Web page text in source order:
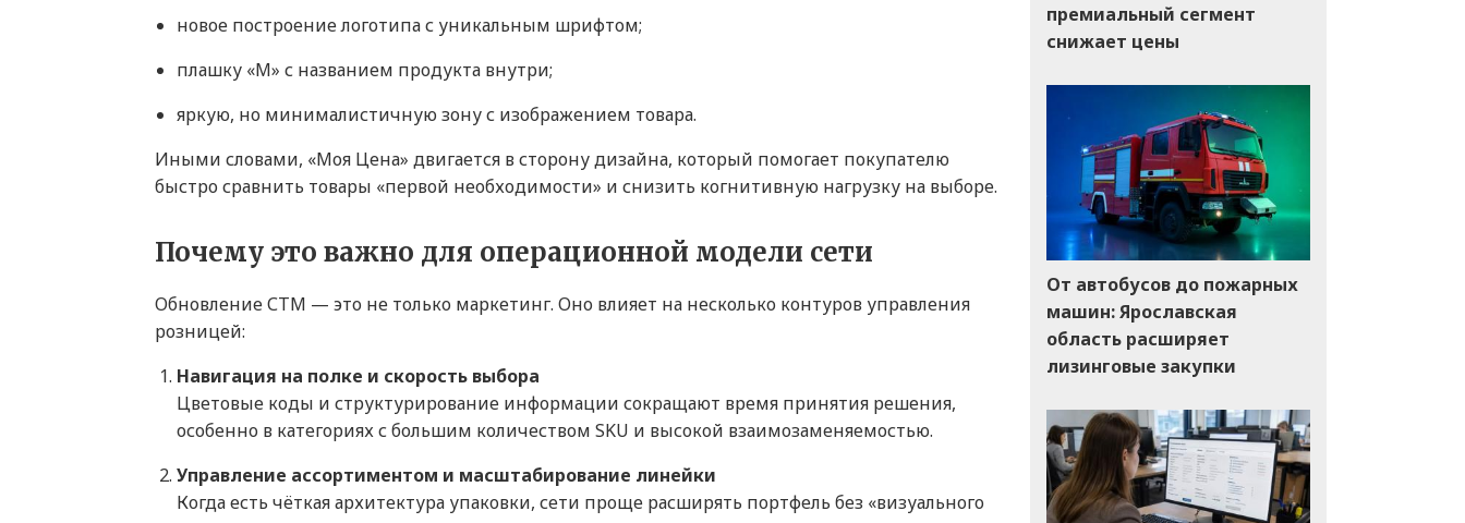
новое построение логотипа с уникальным шрифтом;
плашку «М» с названием продукта внутри;
яркую, но минималистичную зону с изображением товара.
Иными словами, «Моя Цена» двигается в сторону дизайна, который помогает покупателю
быстро сравнить товары «первой необходимости» и снизить когнитивную нагрузку на выборе.
Почему это важно для операционной модели сети
Обновление СТМ — это не только маркетинг. Оно влияет на несколько контуров управления
розницей:
Навигация на полке и скорость выбора
Цветовые коды и структурирование информации сокращают время принятия решения,
особенно в категориях с большим количеством SKU и высокой взаимозаменяемостью.
Управление ассортиментом и масштабирование линейки
Когда есть чёткая архитектура упаковки, сети проще расширять портфель без «визуального
премиальный сегмент
снижает цены
От автобусов до пожарных
машин: Ярославская
область расширяет
лизинговые закупки